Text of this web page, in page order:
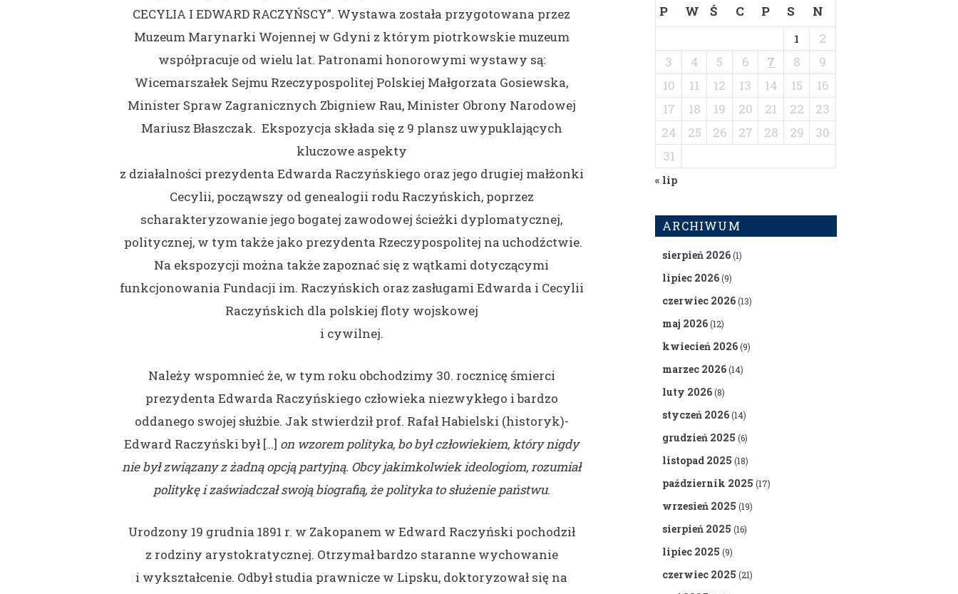
CECYLIA I EDWARD RACZYŃSCY”. Wystawa została przygotowana przez
Muzeum Marynarki Wojennej w Gdyni z którym piotrkowskie muzeum
współpracuje od wielu lat. Patronami honorowymi wystawy są:
Wicemarszałek Sejmu Rzeczypospolitej Polskiej Małgorzata Gosiewska,
Minister Spraw Zagranicznych Zbigniew Rau, Minister Obrony Narodowej
Mariusz Błaszczak. Ekspozycja składa się z 9 plansz uwypuklających
kluczowe aspekty
z działalności prezydenta Edwarda Raczyńskiego oraz jego drugiej małżonki
Cecylii, począwszy od genealogii rodu Raczyńskich, poprzez
scharakteryzowanie jego bogatej zawodowej ścieżki dyplomatycznej,
politycznej, w tym także jako prezydenta Rzeczypospolitej na uchodźctwie.
Na ekspozycji można także zapoznać się z wątkami dotyczącymi
funkcjonowania Fundacji im. Raczyńskich oraz zasługami Edwarda i Cecylii
Raczyńskich dla polskiej floty wojskowej
i cywilnej.
Należy wspomnieć że, w tym roku obchodzimy 30. rocznicę śmierci
prezydenta Edwarda Raczyńskiego człowieka niezwykłego i bardzo
oddanego swojej służbie. Jak stwierdził prof. Rafał Habielski (historyk)-
Edward Raczyński był […] on wzorem polityka, bo był człowiekiem, który nigdy
nie był związany z żadną opcją partyjną. Obcy jakimkolwiek ideologiom, rozumiał
politykę i zaświadczał swoją biografią, że polityka to służenie państwu.
Urodzony 19 grudnia 1891 r. w Zakopanem w Edward Raczyński pochodził
z rodziny arystokratycznej. Otrzymał bardzo staranne wychowanie
i wykształcenie. Odbył studia prawnicze w Lipsku, doktoryzował się na
P
W Ś C P S N
1
2
3
4 5 6 7 8
9
10
11 12 13 14 15
16
17
18 19 20 21 22
23
24
25 26 27 28 29
30
31
« lip
ARCHIWUM
sierpień 2026(1)
lipiec 2026(9)
czerwiec 2026(13)
maj 2026(12)
kwiecień 2026(9)
marzec 2026(14)
luty 2026(8)
styczeń 2026(14)
grudzień 2025 (6)
listopad 2025 (18)
październik 2025 (17)
wrzesień 2025 (19)
sierpień 2025 (16)
lipiec 2025 (9)
czerwiec 2025 (21)